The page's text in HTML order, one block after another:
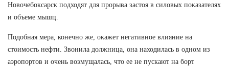
Новочебоксарск подходят для прорыва застоя в силовых показателях
и объеме мышц.
Подобная мера, конечно же, окажет негативное влияние на
стоимость нефти. Звонила должница, она находилась в одном из
аэропортов и очень возмущалась, что ее не пускают на борт